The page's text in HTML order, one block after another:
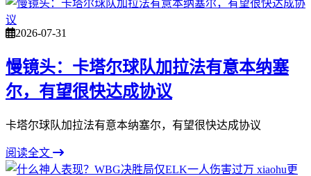
2026-07-31
慢镜头：卡塔尔球队加拉法有意本纳塞
尔，有望很快达成协议
卡塔尔球队加拉法有意本纳塞尔，有望很快达成协议
阅读全文